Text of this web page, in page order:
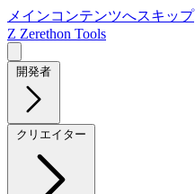
メインコンテンツへスキップ
Z Zerethon Tools
開発者
クリエイター